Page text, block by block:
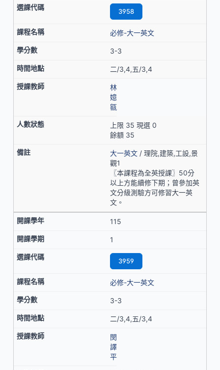
3958
必修-大一英文
3-3
二/3,4,五/3,4
林
嬑
㼸
上限 35 現選 0
餘額 35
大一英文 / 理院,建築,工設,景
觀1
〖本課程為全英授課〗50分
以上方能續修下期；曾參加英
文分級測驗方可修習大一英
文。
115
1
3959
必修-大一英文
3-3
二/3,4,五/3,4
閔
譯
平